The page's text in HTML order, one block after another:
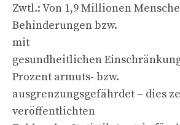
Zwtl.: Von 1,9 Millionen
Behinderungen bzw.
mit
gesundheitlichen
Prozent armuts- bzw.
ausgrenzungsgefährdet – dies
veröffentlichten